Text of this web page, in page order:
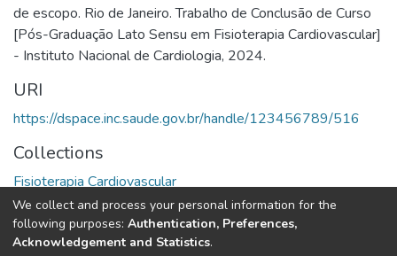
de escopo. Rio de Janeiro. Trabalho de Conclusão de Curso
[Pós-Graduação Lato Sensu em Fisioterapia Cardiovascular]
- Instituto Nacional de Cardiologia, 2024.
URI
https://dspace.inc.saude.gov.br/handle/123456789/516
Collections
Fisioterapia Cardiovascular
Full item page
We collect and process your personal information for the
following purposes: Authentication, Preferences,
Acknowledgement and Statistics.